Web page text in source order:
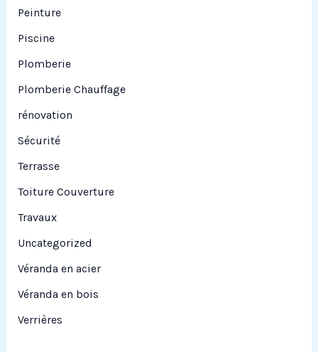
Peinture
Piscine
Plomberie
Plomberie Chauffage
rénovation
Sécurité
Terrasse
Toiture Couverture
Travaux
Uncategorized
Véranda en acier
Véranda en bois
Verrières